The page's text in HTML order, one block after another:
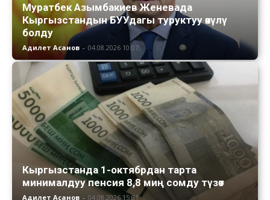
Муратбек Азымбакиев Женевада
Кыргызстандын БУУдагы туруктуу өкүлү
болду
Адилет Асанов - 04.08.2026 10:07
Кыргызстанда 1-октябрдан тарта
минималдуу пенсия 8,8 миң сомду түзөт
Адилет Асанов - 04.08.2026 15:01